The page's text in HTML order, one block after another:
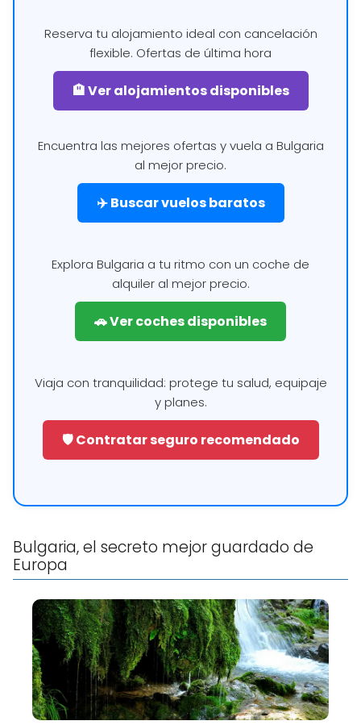
Reserva tu alojamiento ideal con cancelación
flexible. Ofertas de última hora
🏨 Ver alojamientos disponibles
Encuentra las mejores ofertas y vuela a Bulgaria
al mejor precio.
✈️ Buscar vuelos baratos
Explora Bulgaria a tu ritmo con un coche de
alquiler al mejor precio.
🚗 Ver coches disponibles
Viaja con tranquilidad: protege tu salud, equipaje
y planes.
🛡️ Contratar seguro recomendado
Bulgaria, el secreto mejor guardado de
Europa